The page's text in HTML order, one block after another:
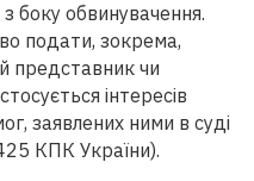
боку обвинувачення.
подати, зокрема,
представник чи
інтересів
заявлених ними в суді
КПК України).